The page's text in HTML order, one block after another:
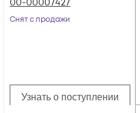
Снят с продажи
Узнать о поступлении